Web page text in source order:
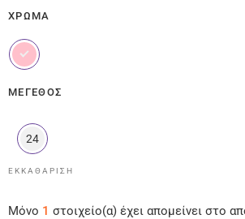
ΧΡΏΜΑ
ΜΈΓΕΘΟΣ
24
ΕΚΚΑΘΆΡΙΣΗ
Μόνο 1 στοιχείο(α) έχει απομείνει στο